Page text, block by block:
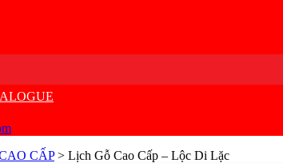
CẤP > Lịch Gỗ Cao Cấp – Lộc Di Lặc